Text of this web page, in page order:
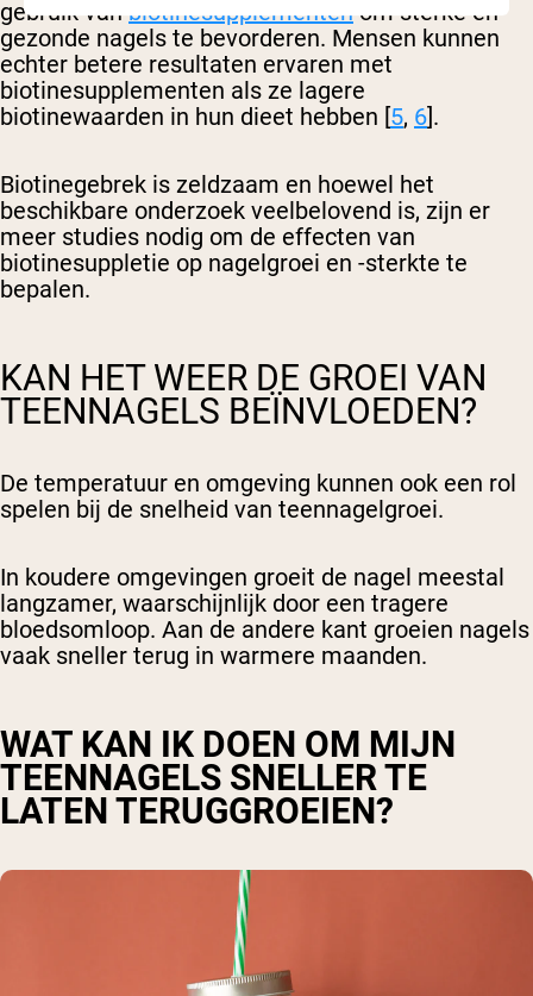
gebruik vanbiotinesupplementenom sterke en
gezonde nagels te bevorderen. Mensen kunnen
echter betere resultaten ervaren met
biotinesupplementen als ze lagere
biotinewaarden in hun dieet hebben [5, 6].
Biotinegebrek is zeldzaam en hoewel het
beschikbare onderzoek veelbelovend is, zijn er
meer studies nodig om de effecten van
biotinesuppletie op nagelgroei en -sterkte te
bepalen.
KAN HET WEER DE GROEI VAN
TEENNAGELS BEÏNVLOEDEN?
De temperatuur en omgeving kunnen ook een rol
spelen bij de snelheid van teennagelgroei.
In koudere omgevingen groeit de nagel meestal
langzamer, waarschijnlijk door een tragere
bloedsomloop. Aan de andere kant groeien nagels
vaak sneller terug in warmere maanden.
WAT KAN IK DOEN OM MIJN
TEENNAGELS SNELLER TE
LATEN TERUGGROEIEN?